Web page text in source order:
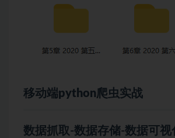
移动端python爬虫实战
数据抓取-数据存储-数据可视